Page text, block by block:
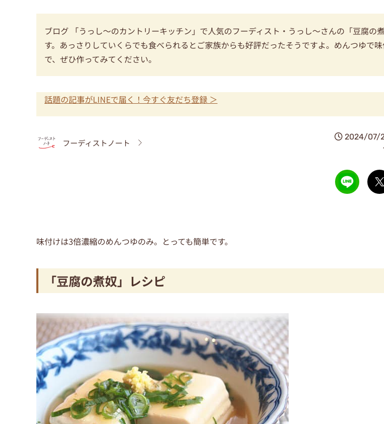
ブログ 「うっし〜のカントリーキッチン」で人気のフーディスト・うっし〜さんの「豆腐の
す。あっさりしていくらでも食べられるとご家族からも好評だったそうですよ。めんつゆで
で、ぜひ作ってみてください。
話題の記事がLINEで届く！今すぐ友だち登録 ＞
フーディストノート
2024/07/
味付けは3倍濃縮のめんつゆのみ。とっても簡単です。
「豆腐の煮奴」レシピ